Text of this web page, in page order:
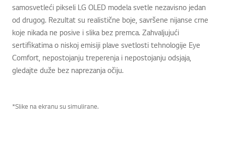
samosvetleći pikseli LG OLED modela svetle nezavisno jedan
od drugog. Rezultat su realistične boje, savršene nijanse crne
koje nikada ne posive i slika bez premca. Zahvaljujući
sertifikatima o niskoj emisiji plave svetlosti tehnologije Eye
Comfort, nepostojanju treperenja i nepostojanju odsjaja,
gledajte duže bez naprezanja očiju.
*Slike na ekranu su simulirane.